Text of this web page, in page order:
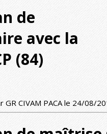
de
avec la
(84)
GR CIVAM PACA le 24/08/